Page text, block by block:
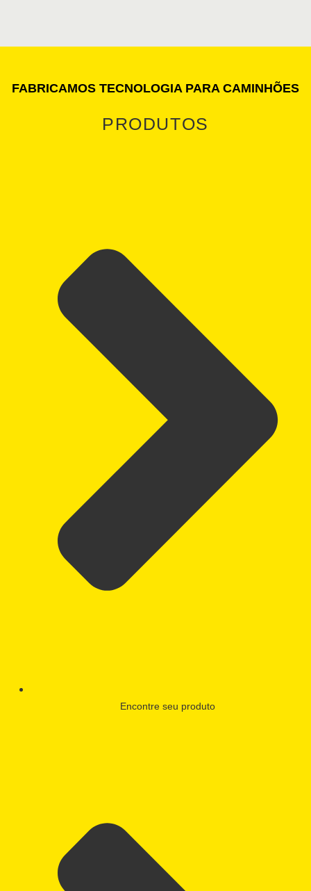
FABRICAMOS TECNOLOGIA PARA CAMINHÕES
PRODUTOS
Encontre seu produto